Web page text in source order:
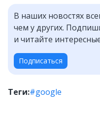
В наших новостях
чем у других.
и читайте
Подписаться
Теги:#google